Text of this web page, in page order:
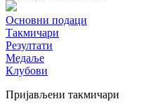
Основни подаци
Такмичари
Резултати
Медаље
Клубови
Пријављени такмичари